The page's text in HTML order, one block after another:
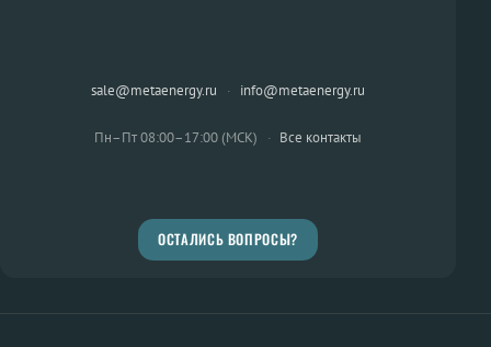
sale@metaenergy.ru · info@metaenergy.ru
Пн–Пт 08:00–17:00 (МСК) · Все контакты
ОСТАЛИСЬ ВОПРОСЫ?